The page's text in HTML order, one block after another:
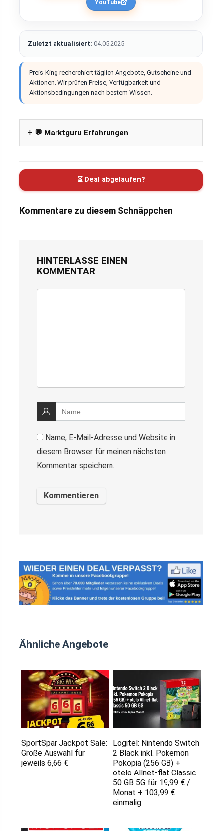
YouTube
Zuletzt aktualisiert: 04.05.2025
Preis-King recherchiert täglich Angebote, Gutscheine und
Aktionen. Wir prüfen Preise, Verfügbarkeit und
Aktionsbedingungen nach bestem Wissen.
💬 Marktguru Erfahrungen
⏳ Deal abgelaufen?
Kommentare zu diesem Schnäppchen
HINTERLASSE EINEN
KOMMENTAR
Name, E-Mail-Adresse und Website in
diesem Browser für meinen nächsten
Kommentar speichern.
Ähnliche Angebote
SportSpar Jackpot Sale:
Große Auswahl für
jeweils 6,66 €
Logitel: Nintendo Switch
2 Black inkl. Pokemon
Pokopia (256 GB) +
otelo Allnet-flat Classic
50 GB 5G für 19,99 € /
Monat + 103,99 €
einmalig